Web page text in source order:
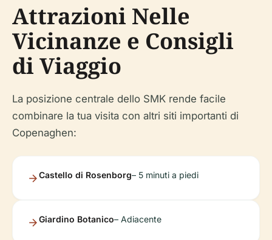
Attrazioni Nelle
Vicinanze e Consigli
di Viaggio
La posizione centrale dello SMK rende facile
combinare la tua visita con altri siti importanti di
Copenaghen:
Castello di Rosenborg– 5 minuti a piedi
Giardino Botanico– Adiacente